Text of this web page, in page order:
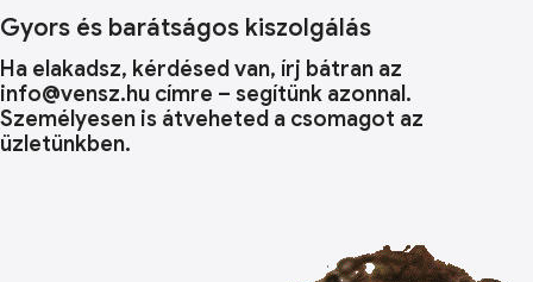
Gyors és barátságos kiszolgálás
Ha elakadsz, kérdésed van, írj bátran az
info@vensz.hu címre – segítünk azonnal.
Személyesen is átveheted a csomagot az
üzletünkben.